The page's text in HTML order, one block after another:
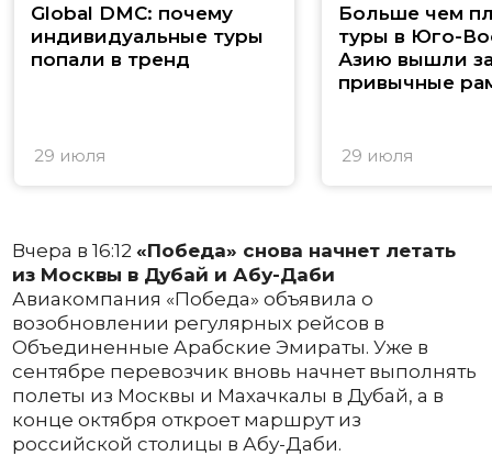
Global DMC: почему
индивидуальные туры
попали в тренд
29 июля
Больше чем
туры в Юго-
Азию вышли
привычные
29 июля
Вчера в 16:12 «Победа» снова начнет летать
из Москвы в Дубай и Абу-Даби
Авиакомпания «Победа» объявила о
возобновлении регулярных рейсов в
Объединенные Арабские Эмираты. Уже в
сентябре перевозчик вновь начнет выполнять
полеты из Москвы и Махачкалы в Дубай, а в
конце октября откроет маршрут из
российской столицы в Абу-Даби.